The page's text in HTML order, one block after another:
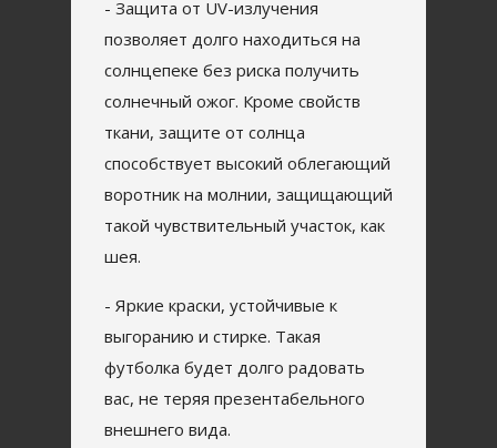
- Защита от UV-излучения
позволяет долго находиться на
солнцепеке без риска получить
солнечный ожог. Кроме свойств
ткани, защите от солнца
способствует высокий облегающий
воротник на молнии, защищающий
такой чувствительный участок, как
шея.
- Яркие краски, устойчивые к
выгоранию и стирке. Такая
футболка будет долго радовать
вас, не теряя презентабельного
внешнего вида.